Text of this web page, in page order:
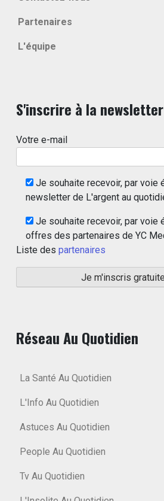
Partenaires
L'équipe
S'inscrire à la newsletter
Votre e-mail
Je souhaite recevoir, par voie
newsletter de L'argent au
Je souhaite recevoir, par voie
offres des partenaires de YC
Liste des partenaires
Réseau Au Quotidien
La Santé Au Quotidien
L'Info Au Quotidien
Astuces Au Quotidien
People Au Quotidien
Tv Au Quotidien